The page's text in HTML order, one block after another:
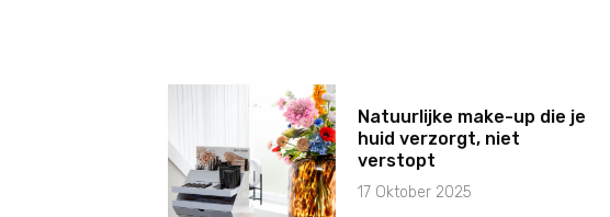
Natuurlijke make-up die je
huid verzorgt, niet
verstopt
17 Oktober 2025